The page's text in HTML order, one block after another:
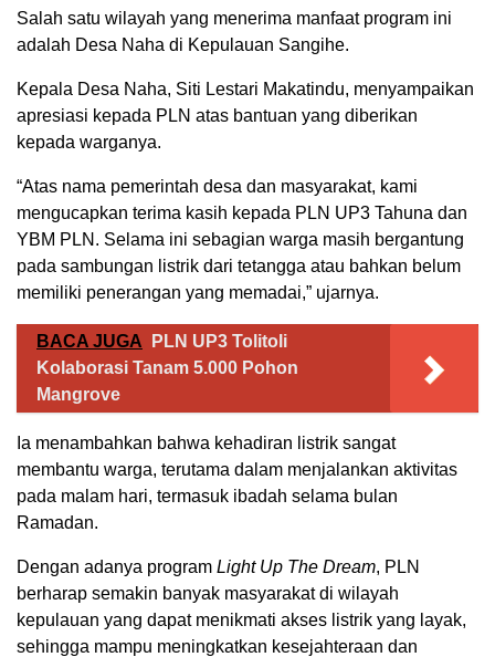
Salah satu wilayah yang menerima manfaat program ini
adalah Desa Naha di Kepulauan Sangihe.
Kepala Desa Naha, Siti Lestari Makatindu, menyampaikan
apresiasi kepada PLN atas bantuan yang diberikan
kepada warganya.
“Atas nama pemerintah desa dan masyarakat, kami
mengucapkan terima kasih kepada PLN UP3 Tahuna dan
YBM PLN. Selama ini sebagian warga masih bergantung
pada sambungan listrik dari tetangga atau bahkan belum
memiliki penerangan yang memadai,” ujarnya.
BACA JUGA
PLN UP3 Tolitoli
Kolaborasi Tanam 5.000 Pohon
Mangrove
Ia menambahkan bahwa kehadiran listrik sangat
membantu warga, terutama dalam menjalankan aktivitas
pada malam hari, termasuk ibadah selama bulan
Ramadan.
Dengan adanya program Light Up The Dream, PLN
berharap semakin banyak masyarakat di wilayah
kepulauan yang dapat menikmati akses listrik yang layak,
sehingga mampu meningkatkan kesejahteraan dan